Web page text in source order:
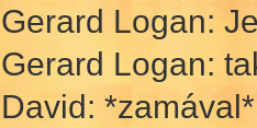
Gerard Logan:
Gerard Logan:
David: *zamával*